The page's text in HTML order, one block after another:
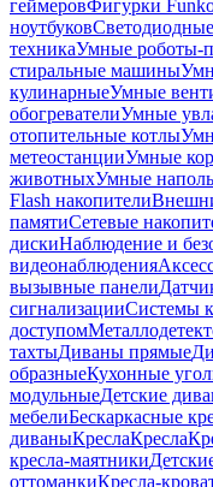
геймеровФигурки
ноутбуков
техникаУмные роботы-
стиральные машины
кулинарныеУмные
обогревателиУмные
отопительные котлы
метеостанцииУмные
животныхУмные
Flash накопители
памятиСетевые
дискиНаблюдение и
видеонаблюдения
вызывные панели
сигнализацииСистемы
доступом
тахтыДиваны прямые
образныеКухонные
модульныеДетские
мебелиБескаркасные
диваныКреслаКресла
кресла-маятники
оттоманкиКресла-